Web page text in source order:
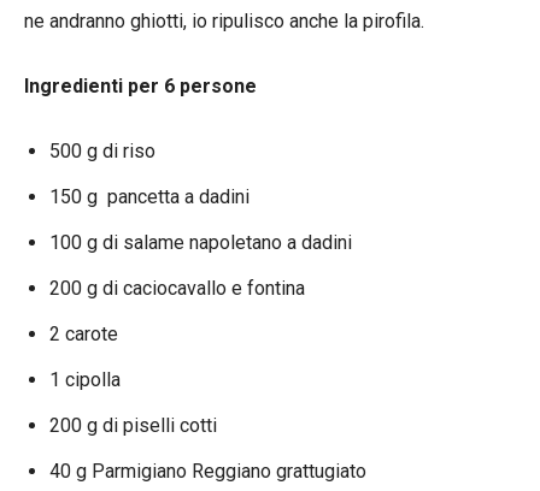
ne andranno ghiotti, io ripulisco anche la pirofila.
Ingredienti per 6 persone
500 g di riso
150 g pancetta a dadini
100 g di salame napoletano a dadini
200 g di caciocavallo e fontina
2 carote
1 cipolla
200 g di piselli cotti
40 g Parmigiano Reggiano grattugiato